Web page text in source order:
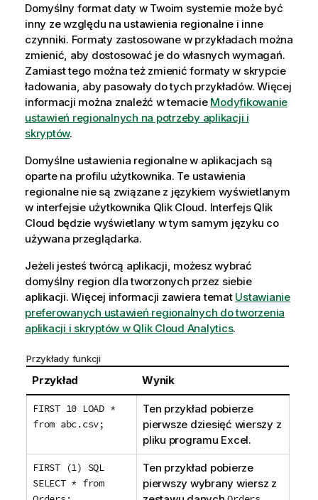
Domyślny format daty w Twoim systemie może być
inny ze względu na ustawienia regionalne i inne
czynniki. Formaty zastosowane w przykładach można
zmienić, aby dostosować je do własnych wymagań.
Zamiast tego można też zmienić formaty w skrypcie
ładowania, aby pasowały do tych przykładów. Więcej
informacji można znaleźć w temacie Modyfikowanie
ustawień regionalnych na potrzeby aplikacji i
skryptów.
Domyślne ustawienia regionalne w aplikacjach są
oparte na profilu użytkownika. Te ustawienia
regionalne nie są związane z językiem wyświetlanym
w interfejsie użytkownika Qlik Cloud. Interfejs Qlik
Cloud będzie wyświetlany w tym samym języku co
używana przeglądarka.
Jeżeli jesteś twórcą aplikacji, możesz wybrać
domyślny region dla tworzonych przez siebie
aplikacji. Więcej informacji zawiera temat Ustawianie
preferowanych ustawień regionalnych do tworzenia
aplikacji i skryptów w Qlik Cloud Analytics.
Przykłady funkcji
Przykład Wynik
FIRST 10 LOAD *
from abc.csv;
Ten przykład pobierze
pierwsze dziesięć wierszy z
pliku programu Excel.
FIRST (1) SQL
SELECT * from
Ten przykład pobierze
pierwszy wybrany wiersz z